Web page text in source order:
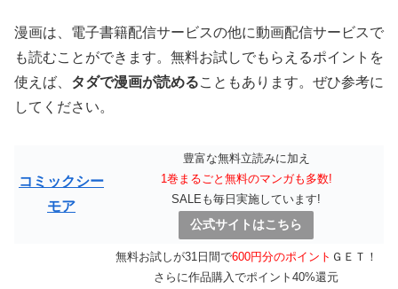
漫画は、電子書籍配信サービスの他に動画配信サービスで
も読むことができます。無料お試しでもらえるポイントを
使えば、 タダで漫画が読めることもあります。ぜひ参考に
してください。
コミックシー
モア
豊富な無料立読みに加え
1巻まるごと無料のマンガも多数!
SALEも毎日実施しています!
公式サイトはこちら
無料お試しが31日間で600円分のポイント ＧＥＴ！
さらに作品購入でポイント40%還元